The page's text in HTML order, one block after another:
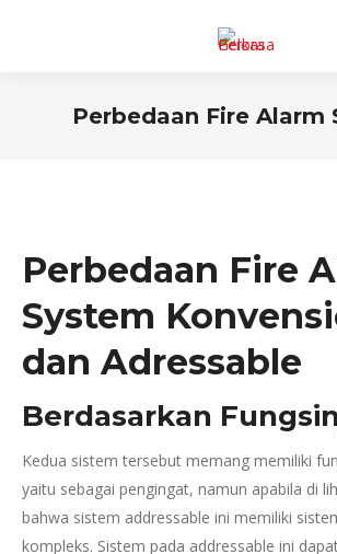
Perbedaan Fire Alarm
Perbedaan Fire
System
dan Adressable
Berdasarkan
Kedua sistem tersebut memang memiliki
yaitu sebagai pengingat, namun apabila di
bahwa sistem addressable ini memiliki
kompleks. Sistem pada addressable ini